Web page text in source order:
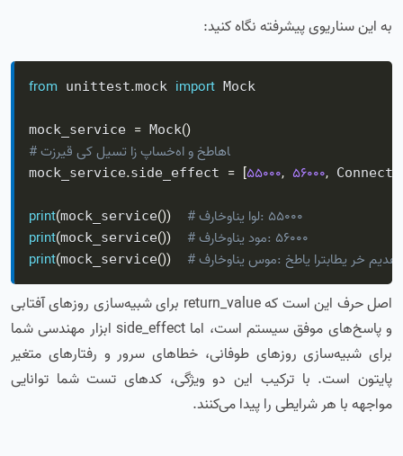
به این سناریوی پیشرفته نگاه کنید:
from unittest.mock import Mock
mock_service = Mock()
# تزریق یک لیست از پاسخ‌ها و خطاها
mock_service.side_effect = [55000, 56000,
print(mock_service())
# فراخوانی اول: 55000
print(mock_service())
# فراخوانی دوم: 56000
print(mock_service()) خطای ارتباطی رخ می‌دهد!
اصل حرف این است که return_value برای شبیه‌سازی روزهای آفتابی
و پاسخ‌های موفق سیستم است، اما side_effect ابزار مهندسی شما
برای شبیه‌سازی روزهای طوفانی، خطاهای سرور و رفتارهای متغیر
پایتون است. با ترکیب این دو ویژگی، کدهای تست شما توانایی
مواجهه با هر شرایطی را پیدا می‌کنند.